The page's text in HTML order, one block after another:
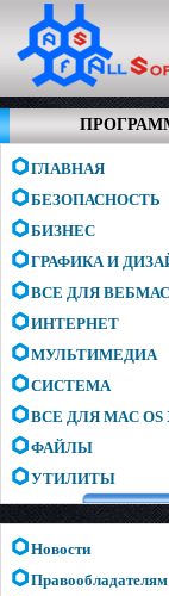
ГЛАВНАЯ
БЕЗОПАСНОСТЬ
БИЗНЕС
ГРАФИКА И
ВСЕ ДЛЯ
ИНТЕРНЕТ
МУЛЬТИМЕДИА
СИСТЕМА
ВСЕ ДЛЯ MAC OS
ФАЙЛЫ
УТИЛИТЫ
Новости
Правообладателям